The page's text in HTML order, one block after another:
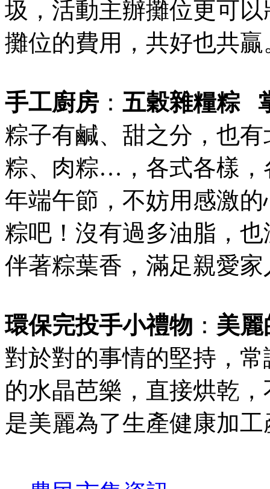
圾，活動主辦攤位更可
攤位的費用，共好也共
手工廚房： 五穀雜糧粽
粽子有鹹、甜之分，也
粽、肉粽…，各式各樣，
年端午節，不妨用感激
粽吧！沒有過多油脂，
伴著粽葉香，滿足親愛
環保完投手小禮物 ： 美麗
對於對的事情的堅持，
的水晶芭樂，直接烘乾
是美麗為了生產健康加